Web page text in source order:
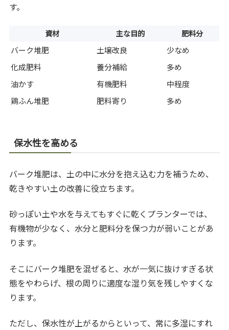
す。
資材 主な目的 肥料分
バーク堆肥 土壌改良
少なめ
化成肥料
養分補給
多め
油かす
有機肥料
中程度
鶏ふん堆肥
肥料寄り 多め
保水性を高める
バーク堆肥は、土の中に水分を抱え込む力を補うため、
乾きやすい土の改善に役立ちます。
砂っぽい土や水を与えてもすぐに乾くプランターでは、
有機物が少なく、水分と肥料分を保つ力が弱いことがあ
ります。
そこにバーク堆肥を混ぜると、水が一気に抜けすぎる状
態をやわらげ、根の周りに適度な湿り気を残しやすくな
ります。
ただし、保水性が上がるからといって、常に多湿にすれ